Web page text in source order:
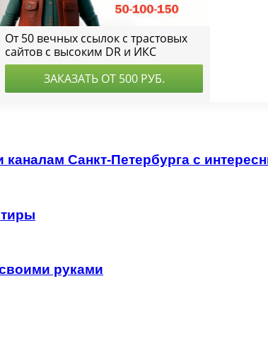
Санкт-Петербурга с
руками